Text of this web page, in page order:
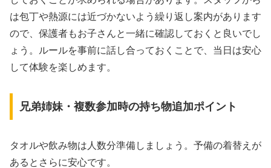
は包丁や熱源には近づかないよう繰り返し案内があります
ので、保護者もお子さんと一緒に確認しておくと良いでし
ょう。ルールを事前に話し合っておくことで、当日は安心
して体験を楽しめます。
兄弟姉妹・複数参加時の持ち物追加ポイント
タオルや飲み物は人数分準備しましょう。予備の着替えが
あるとさらに安心です。